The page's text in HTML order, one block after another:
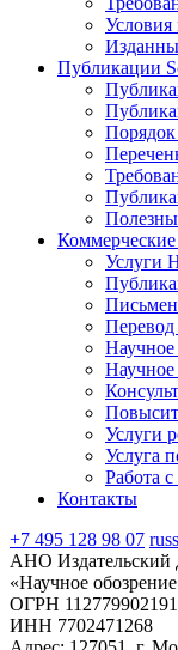
Публикации
Коммерческие
Услуги
Перевод
Научное
Научное
Услуги
Услуга
Работа
Контакты
+7 495 128 98 07
АНО Издательский
«Научное
ОГРН
ИНН 7702471268